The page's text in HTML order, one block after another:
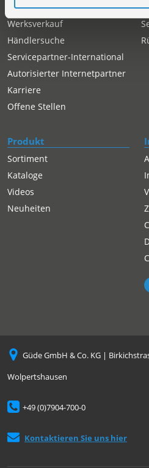
Über uns
Werksverkauf
Händlersuche
Servicepartner-International
Autorisierter Internetpartner
Karriere
Offene Stellen
Produkt
Sortiment
Kataloge
Videos
Neuheiten
Güde GmbH & Co. KG |
Wolpertshausen
+49 (0)7904-700-0
Kontaktieren Sie uns hier